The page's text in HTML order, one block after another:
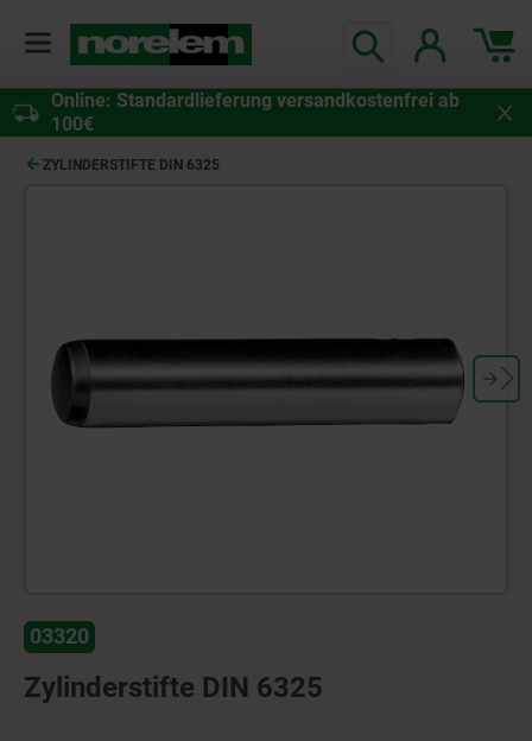
Online: Standardlieferung versandkostenfrei ab
100€
ZYLINDERSTIFTE DIN 6325
03320
Zylinderstifte DIN 6325